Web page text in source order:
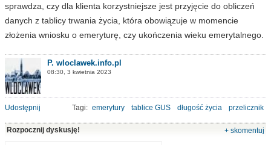
sprawdza, czy dla klienta korzystniejsze jest przyjęcie do obliczeń
danych z tablicy trwania życia, która obowiązuje w momencie
złożenia wniosku o emeryturę, czy ukończenia wieku emerytalnego.
P. wloclawek.info.pl
08:30, 3 kwietnia 2023
Udostępnij Tagi: emerytury tablice GUS długość życia przelicznik
Rozpocznij dyskusję! + skomentuj